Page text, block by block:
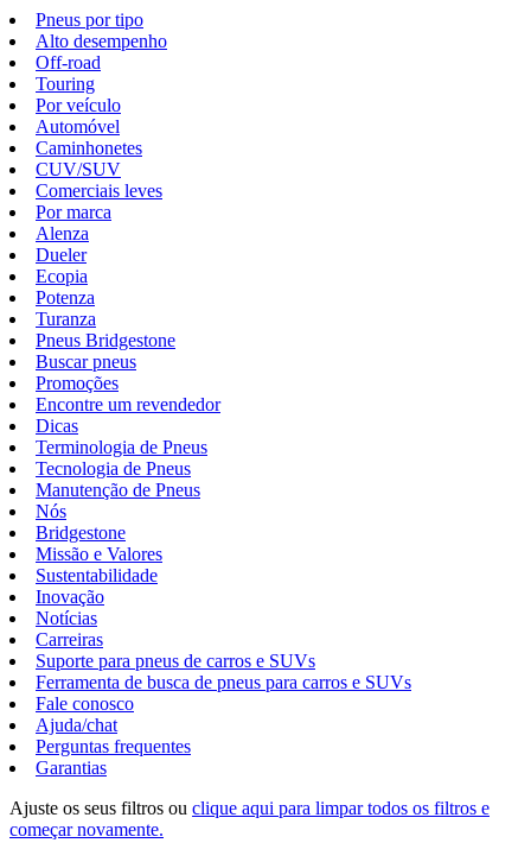
Pneus por tipo
Alto desempenho
Off-road
Touring
Por veículo
Automóvel
Caminhonetes
CUV/SUV
Comerciais leves
Por marca
Alenza
Dueler
Ecopia
Potenza
Turanza
Pneus Bridgestone
Buscar pneus
Promoções
Encontre um revendedor
Dicas
Terminologia de Pneus
Tecnologia de Pneus
Manutenção de Pneus
Nós
Bridgestone
Missão e Valores
Sustentabilidade
Inovação
Notícias
Carreiras
Suporte para pneus de carros e SUVs
Ferramenta de busca de pneus para carros e SUVs
Fale conosco
Ajuda/chat
Perguntas frequentes
Garantias
Ajuste os seus filtros ou clique aqui para limpar todos os filtros e
começar novamente.